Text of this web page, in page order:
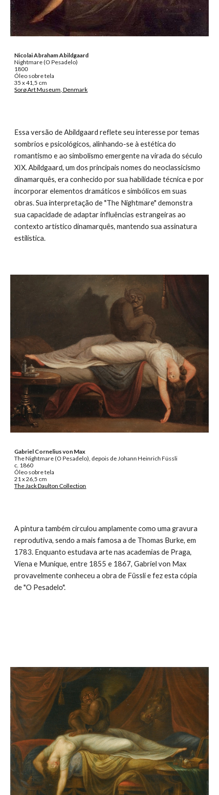
Nicolai Abraham Abildgaard
Nightmare (O Pesadelo)
1800
Óleo sobre tela
35 x 41,5 cm
Sorø Art Museum, Denmark
Essa versão de Abildgaard reflete seu interesse por temas
sombrios e psicológicos, alinhando-se à estética do
romantismo e ao simbolismo emergente na virada do século
XIX. Abildgaard, um dos principais nomes do neoclassicismo
dinamarquês, era conhecido por sua habilidade técnica e por
incorporar elementos dramáticos e simbólicos em suas
obras. Sua interpretação de "The Nightmare" demonstra
sua capacidade de adaptar influências estrangeiras ao
contexto artístico dinamarquês, mantendo sua assinatura
estilística.
Gabriel Cornelius von Max
The Nightmare (O Pesadelo), depois de Johann Heinrich Füssli
c. 1860
Óleo sobre tela
21 x 26,5 cm
The Jack Daulton Collection
A pintura também circulou amplamente como uma gravura
reprodutiva, sendo a mais famosa a de Thomas Burke, em
1783. Enquanto estudava arte nas academias de Praga,
Viena e Munique, entre 1855 e 1867, Gabriel von Max
provavelmente conheceu a obra de Füssli e fez esta cópia
de "O Pesadelo".